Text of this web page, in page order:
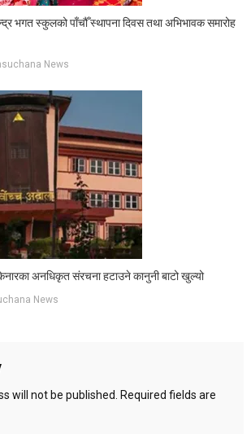
भगत स्कुलको पाँचौँ स्थापना दिवस तथा अभिभावक समारोह
News
अनधिकृत संरचना हटाउने कानुनी बाटो खुल्यो
News
will not be published. Required fields are